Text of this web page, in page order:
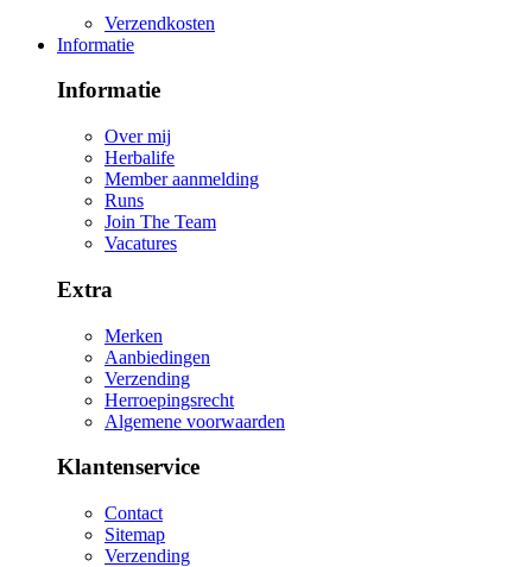
Verzendkosten
Informatie
Informatie
Over mij
Herbalife
Member aanmelding
Runs
Join The Team
Vacatures
Extra
Merken
Aanbiedingen
Verzending
Herroepingsrecht
Algemene voorwaarden
Klantenservice
Contact
Sitemap
Verzending